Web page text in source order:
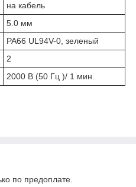
на кабель
5.0 мм
PA66 UL94V-0, зеленый
2
2000 В (50 Гц )/ 1 мин.
по предоплате.